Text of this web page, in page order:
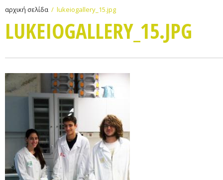
αρχική σελίδα lukeiogallery_15.jpg
LUKEIOGALLERY_15.JPG